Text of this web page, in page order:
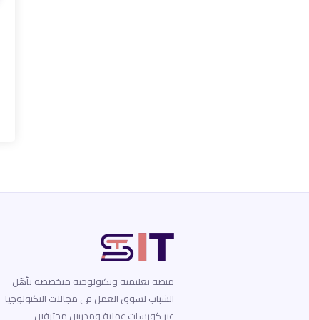
منصة تعليمية وتكنولوجية متخصصة تأهّل
الشباب لسوق العمل في مجالات التكنولوجيا
عبر كورسات عملية ومدربين محترفين